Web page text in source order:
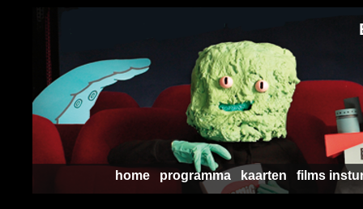
home programma kaarten films